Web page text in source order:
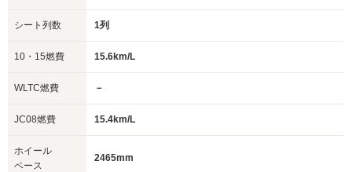
シート列数 1列
10・15燃費 15.6km/L
WLTC燃費 －
JC08燃費 15.4km/L
ホイール
ベース
2465mm